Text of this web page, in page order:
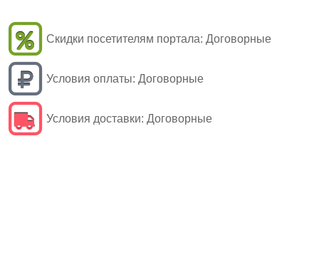
Скидки посетителям портала: Договорные
Условия оплаты: Договорные
Условия доставки: Договорные